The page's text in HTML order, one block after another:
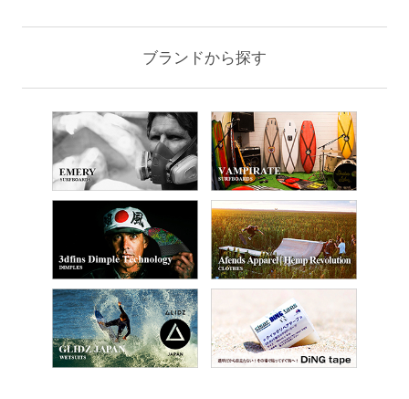
ブランドから探す